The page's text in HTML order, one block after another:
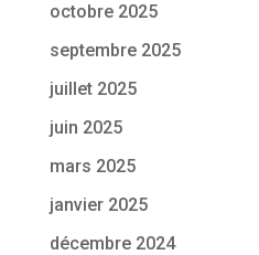
octobre 2025
septembre 2025
juillet 2025
juin 2025
mars 2025
janvier 2025
décembre 2024